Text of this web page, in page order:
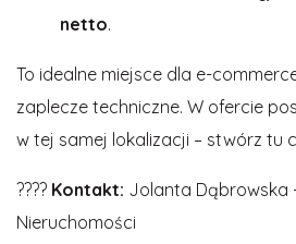
netto.
To idealne miejsce dla e-
zaplecze techniczne. W ofercie
w tej samej lokalizacji – stwórz tu
???? Kontakt: Jolanta Dąbrowska
Nieruchomości